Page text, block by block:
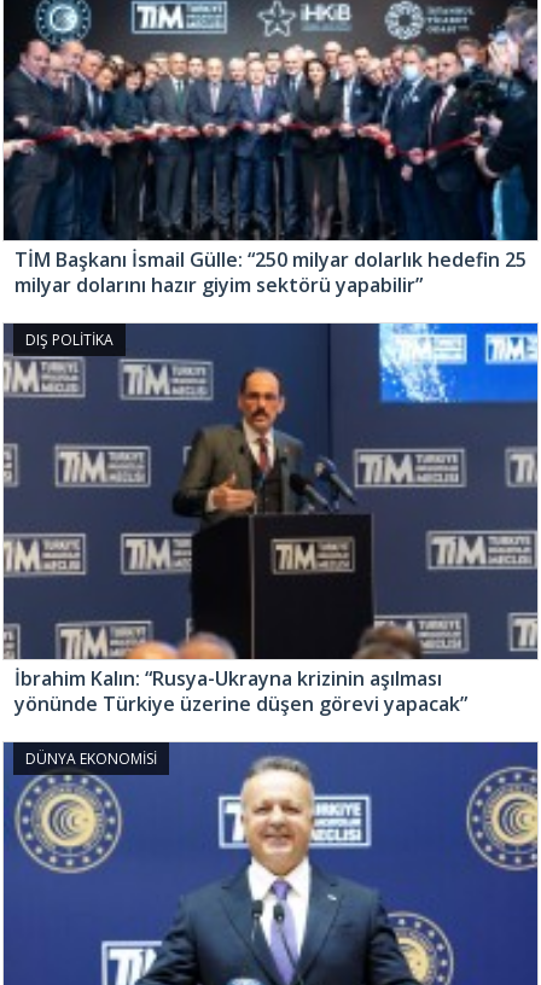
TİM Başkanı İsmail Gülle: “250 milyar dolarlık hedefin 25
milyar dolarını hazır giyim sektörü yapabilir”
DIŞ POLİTİKA
İbrahim Kalın: “Rusya-Ukrayna krizinin aşılması
yönünde Türkiye üzerine düşen görevi yapacak”
DÜNYA EKONOMİSİ